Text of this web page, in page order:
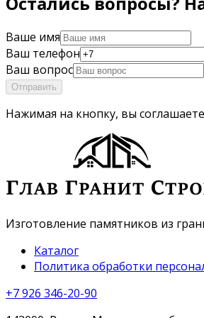
Ваше имя
Ваш телефон
Ваш вопрос
Отправить
Нажимая на кнопку, вы
Изготовление памятников из
Каталог
Политика обработки
+7 926 346-20-90